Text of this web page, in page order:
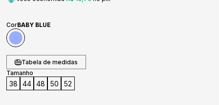
CorBABY BLUE
Tabela de medidas
Tamanho
38 44 48 50 52